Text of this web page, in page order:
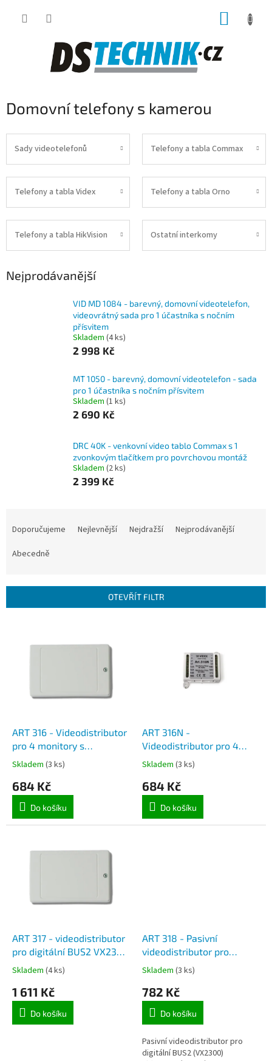
Domovní telefony s kamerou
Sady videotelefonů Telefony a tabla Commax
Telefony a tabla Videx Telefony a tabla Orno
Telefony a tabla HikVision Ostatní interkomy
Nejprodávanější
VID MD 1084 - barevný, domovní videotelefon,
videovrátný sada pro 1 účastníka s nočním
přísvitem
Skladem (4 ks)
2 998 Kč
MT 1050 - barevný, domovní videotelefon - sada
pro 1 účastníka s nočním přísvitem
Skladem (1 ks)
2 690 Kč
DRC 40K - venkovní video tablo Commax s 1
zvonkovým tlačítkem pro povrchovou montáž
Skladem (2 ks)
2 399 Kč
r
Doporučujeme Nejlevnější Nejdražší
Nejprodávanější
Abecedně
OTEVŘÍT FILTR
ART 316 - Videodistributor
pro 4 monitory s
vyváženým videosignálem
Skladem (3 ks)
684 Kč
Do košíku
ART 316N -
Videodistributor pro 4
monitory s vyváženým
videosignálem
Skladem (3 ks)
684 Kč
Do košíku
ART 317 - videodistributor
pro digitální BUS2 VX2300
videosystém
Skladem (4 ks)
1 611 Kč
Do košíku
ART 318 - Pasivní
videodistributor pro
digitální BUS2 VX2300
Skladem (3 ks)
782 Kč
Do košíku
Pasivní videodistributor pro
digitální BUS2 (VX2300)